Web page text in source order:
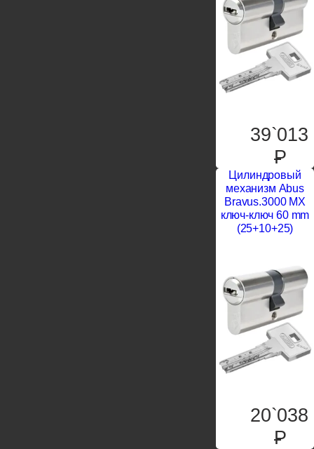
39`013
P
Цилиндровый
механизм Abus
Bravus.3000 MX
ключ-ключ 60 mm
(25+10+25)
20`038
P